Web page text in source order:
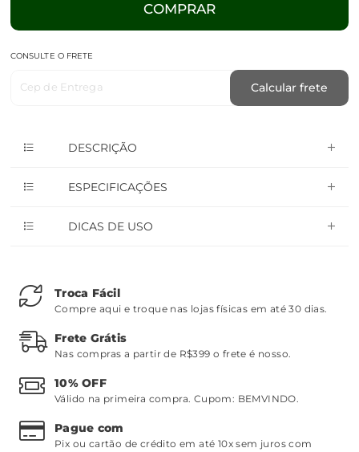
COMPRAR
CONSULTE O FRETE
Cep de Entrega Calcular frete
DESCRIÇÃO
ESPECIFICAÇÕES
DICAS DE USO
Troca Fácil
Compre aqui e troque nas lojas físicas em até 30 dias.
Frete Grátis
Nas compras a partir de R$399 o frete é nosso.
10% OFF
Válido na primeira compra. Cupom: BEMVINDO.
Pague com
Pix ou cartão de crédito em até 10x sem juros com